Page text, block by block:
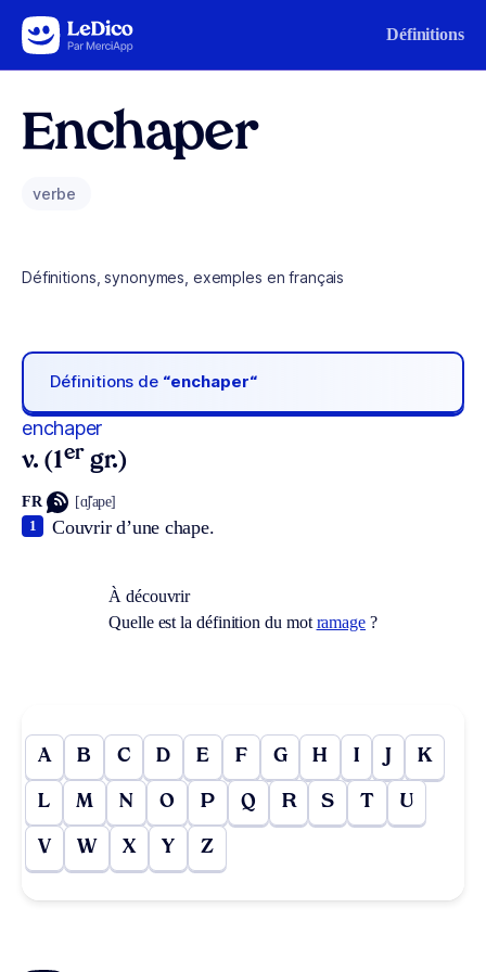
Aller au contenu Définitions
Enchaper
verbe
Définitions, synonymes, exemples en français
Définitions de “enchaper“
enchaper
v. (1er gr.)
FR [ɑ̃ʃape]
Couvrir d’une chape.
1
À découvrir
Quelle est la définition du mot ramage ?
A B C D E F G H I J K
L M N O P Q R S T U
V W X Y Z